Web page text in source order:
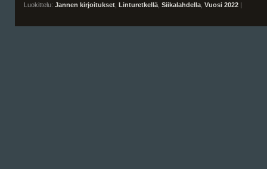
Luokittelu: Jannen kirjoitukset Linturetkellä Siikalahdella Vuosi 2022 |